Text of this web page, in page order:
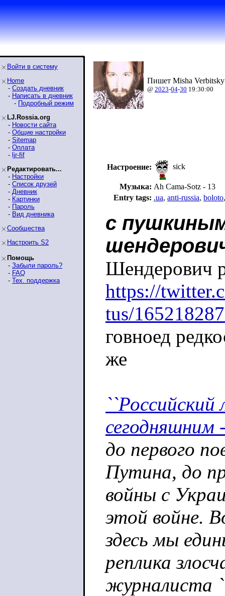
Войти в систему
Home
- Создать дневник
- Написать в дневник
- Подробный режим
LJ.Rossia.org
- Новости сайта
- Общие настройки
- Sitemap
- Оплата
- ljr-fif
Редактировать...
- Настройки
- Список друзей
- Дневник
- Картинки
- Пароль
- Вид дневника
Сообщества
Настроить S2
Помощь
- Забыли пароль?
- FAQ
- Тех. поддержка
Пишет Misha
@ 2023-04-30 19:30:00
Настроение: sick
Музыка: Ah Cama-Sotz - 13
Entry tags: .ua, anti-russia, boloto
с
Шендерович
https://
tus/
говноед
же
``Российский
до первого
Путина, до
войны с
этой войне.
здесь мы
реплика
журналиста